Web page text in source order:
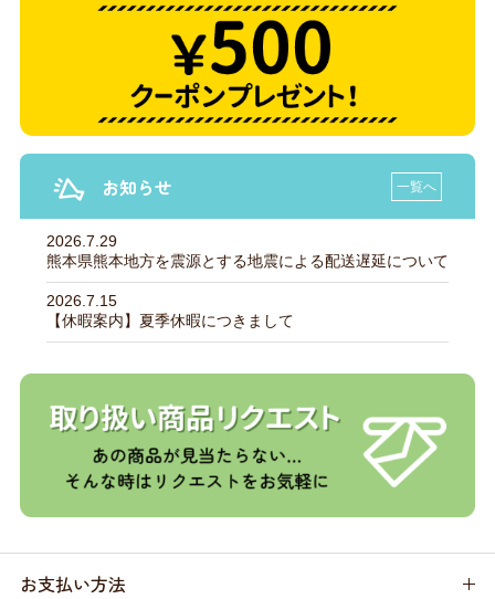
お知らせ 一覧へ
2026.7.29
熊本県熊本地方を震源とする地震による配送遅延について
2026.7.15
【休暇案内】夏季休暇につきまして
お支払い方法